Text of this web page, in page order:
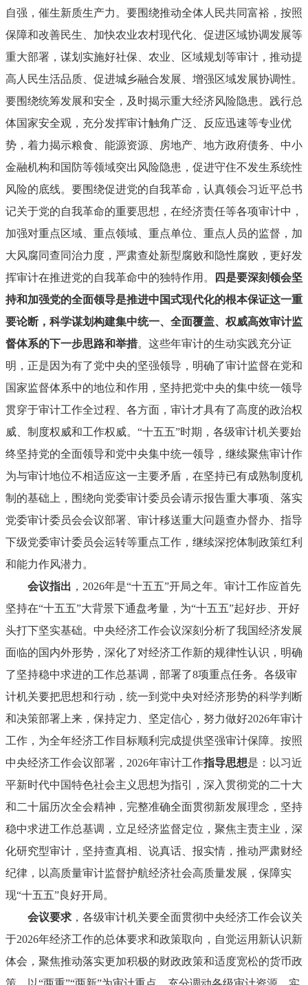
自强，催生新质生产力。要围绕推动全体人民共同富裕，按照
保障和改善民生、加快农业农村现代化、促进区域协调发展等
重大部署，谋划实施好社保、农业、区域规划等审计，推动提
高人民生活品质、促进城乡融合发展、增强区域发展协调性。
要围绕统筹发展和安全，及时揭示重大经济风险隐患。践行总
体国家安全观，充分发挥审计触角广泛、反应迅速等专业优
势，着力揭示粮食、能源资源、房地产、地方政府债务、中小
金融机构和国防等领域突出风险隐患，促进守住不发生系统性
风险的底线。要围绕促进党的自我革命，认真领会习近平总书
记关于党的自我革命的重要思想，在经济责任等各项审计中，
加强对重点区域、重点领域、重点单位、重点人员的监督，加
大风腐同查同治力度，严肃查处新型腐败和隐性腐败，更好发
挥审计在推进党的自我革命中的独特作用。
四是要深刻领会坚
持和加强党的全面领导是推进中国式现代化的根本保证这一重
要论断，科学谋划构建集中统一、全面覆盖、权威高效审计监
督体系的下一步思路和举措。这些年审计的生动实践充分证
明，正是因为有了党中央的坚强领导，明确了审计监督在党和
国家监督体系中的地位和作用，坚持把党中央的集中统一领导
贯穿于审计工作全过程、各方面，审计才具有了高度的政治权
威、制度权威和工作权威。“十五五”时期，各级审计机关要始
终坚持党的全面领导和党中央集中统一领导，继续聚焦审计作
为与审计地位不相适应这一主要矛盾，在坚持已有成熟制度机
制的基础上，围绕向党委审计委员会请示报告重大事项、落实
党委审计委员会会议部署、审计移送重大问题查办督办、指导
下级党委审计委员会运转等重点工作，继续深挖体制政策红利
和能力作风潜力。
会议指出 ，2026年是“十五五”开局之年。审计工作应首先
坚持在“十五五”大背景下通盘考量，为“十五五”起好步、开好
头打下坚实基础。中央经济工作会议深刻分析了我国经济发展
面临的国内外形势，深化了对经济工作新的规律性认识，明确
了坚持稳中求进的工作总基调，部署了8项重点任务。各级审
计机关要把思想和行动，统一到党中央对经济形势的科学判断
和决策部署上来，保持定力、坚定信心，努力做好2026年审计
工作，为全年经济工作目标顺利完成提供坚强审计保障。按照
中央经济工作会议部署，2026年审计工作指导思想是：以习近
平新时代中国特色社会主义思想为指引，深入贯彻党的二十大
和二十届历次全会精神，完整准确全面贯彻新发展理念，坚持
稳中求进工作总基调，立足经济监督定位，聚焦主责主业，深
化研究型审计，坚持查真相、说真话、报实情，推动严肃财经
纪律，以高质量审计监督护航经济社会高质量发展，保障实
现“十五五”良好开局。
会议要求 ，各级审计机关要全面贯彻中央经济工作会议关
于2026年经济工作的总体要求和政策取向，自觉运用新认识新
体会，聚焦推动落实更加积极的财政政策和适度宽松的货币政